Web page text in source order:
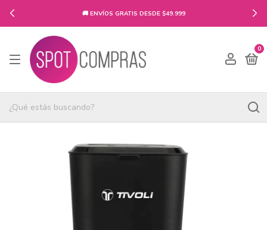
🚚 ENVÍOS GRATIS DESDE $49.999
0